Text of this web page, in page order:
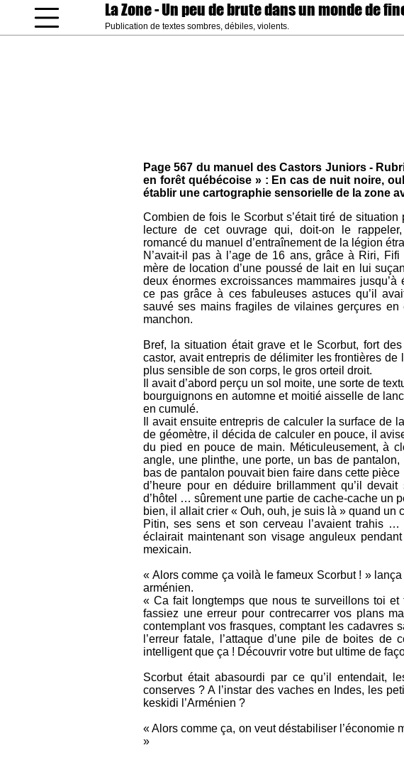
La Zone- Un peu de brute dans un monde de
Publication de textes sombres, débiles, violents.
Page 567 du manuel des Castors Juniors -
en forêt québécoise » : En cas de nuit noire,
établir une cartographie sensorielle de la zone
Combien de fois le Scorbut s’était tiré de
lecture de cet ouvrage qui, doit-on le rappeler,
romancé du manuel d’entraînement de la légion
N’avait-il pas à l’age de 16 ans, grâce à Riri,
mère de location d’une poussé de lait en lui
deux énormes excroissances mammaires jusqu’à
ce pas grâce à ces fabuleuses astuces qu’il
sauvé ses mains fragiles de vilaines gerçures
manchon.
Bref, la situation était grave et le Scorbut, fort
castor, avait entrepris de délimiter les frontières
plus sensible de son corps, le gros orteil droit.
Il avait d’abord perçu un sol moite, une sorte de
bourguignons en automne et moitié aisselle de
en cumulé.
Il avait ensuite entrepris de calculer la surface de
de géomètre, il décida de calculer en pouce, il
du pied en pouce de main. Méticuleusement, à
angle, une plinthe, une porte, un bas de
bas de pantalon pouvait bien faire dans cette
d’heure pour en déduire brillamment qu’il
d’hôtel … sûrement une partie de cache-cache un
bien, il allait crier « Ouh, ouh, je suis là » quand un
Pitin, ses sens et son cerveau l’avaient trahis
éclairait maintenant son visage anguleux
mexicain.
« Alors comme ça voilà le fameux Scorbut ! »
arménien.
« Ca fait longtemps que nous te surveillons toi
fassiez une erreur pour contrecarrer vos plans
contemplant vos frasques, comptant les cadavres
l’erreur fatale, l’attaque d’une pile de boites
intelligent que ça ! Découvrir votre but ultime de
Scorbut était abasourdi par ce qu’il entendait,
conserves ? A l’instar des vaches en Indes, les
keskidi l’Arménien ?
« Alors comme ça, on veut déstabiliser l’économie
»